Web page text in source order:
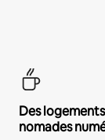
Des
nomades